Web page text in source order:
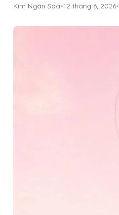
Kim Ngân Spa•12 tháng 6, 2026•